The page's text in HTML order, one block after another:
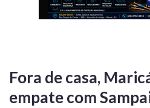
Fora de casa,
empate com